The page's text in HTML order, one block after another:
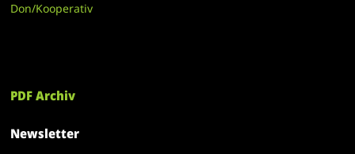
Don/Kooperativ
PDF Archiv
Newsletter